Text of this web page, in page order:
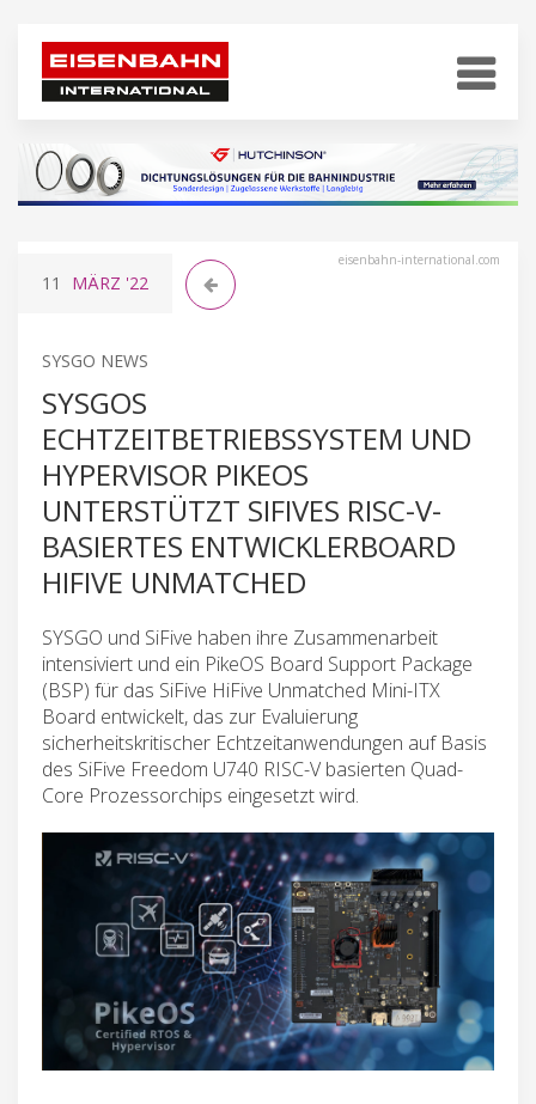
eisenbahn-international.com
11 MÄRZ '22
SYSGO NEWS
SYSGOS
ECHTZEITBETRIEBSSYSTEM UND
HYPERVISOR PIKEOS
UNTERSTÜTZT SIFIVES RISC-V-
BASIERTES ENTWICKLERBOARD
HIFIVE UNMATCHED
SYSGO und SiFive haben ihre Zusammenarbeit
intensiviert und ein PikeOS Board Support Package
(BSP) für das SiFive HiFive Unmatched Mini-ITX
Board entwickelt, das zur Evaluierung
sicherheitskritischer Echtzeitanwendungen auf Basis
des SiFive Freedom U740 RISC-V basierten Quad-
Core Prozessorchips eingesetzt wird.